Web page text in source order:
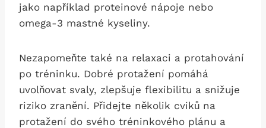
jako například‍ proteinové nápoje nebo
omega-3 mastné⁣ kyseliny.
Nezapomeňte také​ na relaxaci a protahování
po tréninku.‌ Dobré protažení ⁢pomáhá
uvolňovat svaly, ⁤zlepšuje flexibilitu a⁣ snižuje
riziko zranění. ‌Přidejte několik cviků na
protažení do svého tréninkového​ plánu a